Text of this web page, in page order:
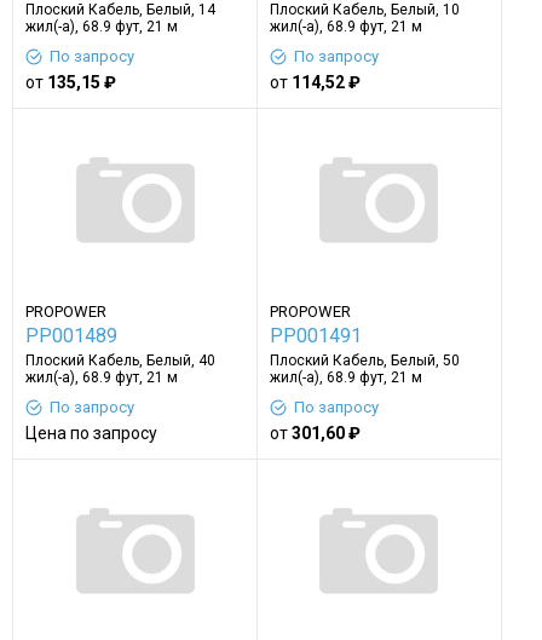
Плоский Кабель, Белый, 14
жил(-а), 68.9 фут, 21 м
По запросу
от 135,15 ₽
Плоский Кабель, Белый, 10
жил(-а), 68.9 фут, 21 м
По запросу
от114,52 ₽
PROPOWER
PP001489
Плоский Кабель, Белый, 40
жил(-а), 68.9 фут, 21 м
По запросу
Цена по запросу
PROPOWER
PP001491
Плоский Кабель, Белый, 50
жил(-а), 68.9 фут, 21 м
По запросу
от301,60 ₽